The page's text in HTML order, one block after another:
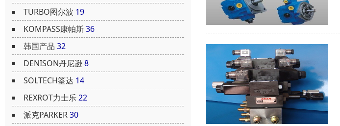
TURBO图尔波 19
KOMPASS康帕斯36
韩国产品 32
DENISON丹尼逊8
SOLTECH筌达 14
REXROT力士乐22
派克PARKER30